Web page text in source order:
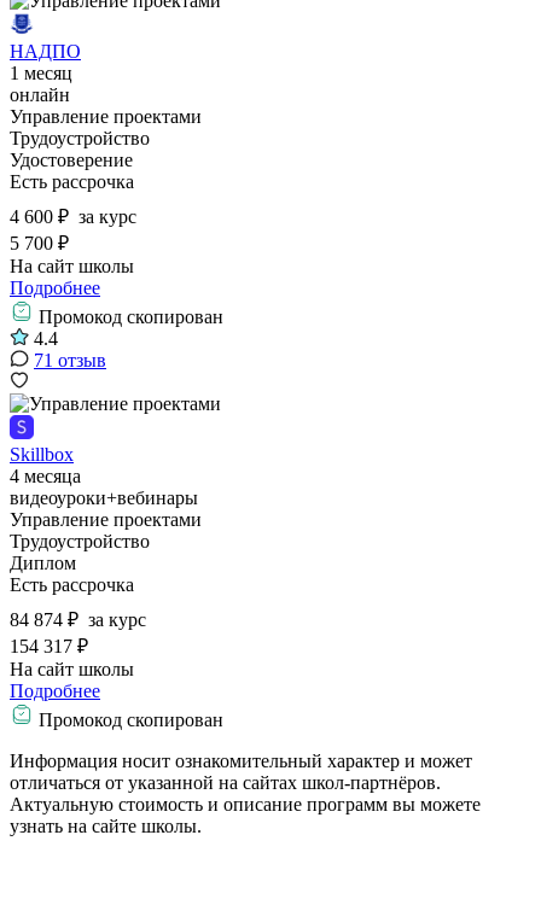
НАДПО
1 месяц
онлайн
Управление проектами
Трудоустройство
Удостоверение
Есть рассрочка
4 600 ₽ за курс
5 700 ₽
На сайт школы
Подробнее
Промокод скопирован
4.4
71 отзыв
Skillbox
4 месяца
видеоуроки+вебинары
Управление проектами
Трудоустройство
Диплом
Есть рассрочка
84 874 ₽ за курс
154 317 ₽
На сайт школы
Подробнее
Промокод скопирован
Информация носит ознакомительный характер и может
отличаться от указанной на сайтах школ-партнёров.
Актуальную стоимость и описание программ вы можете
узнать на сайте школы.